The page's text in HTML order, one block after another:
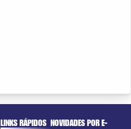
LINKS RÁPIDOS NOVIDADES POR E-